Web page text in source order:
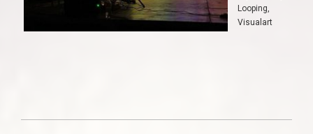
Looping,
Visualart